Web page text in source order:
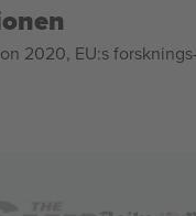
2020, EU:s